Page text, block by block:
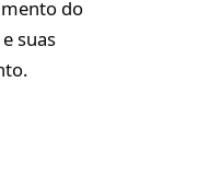
do
suas